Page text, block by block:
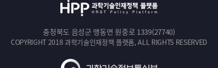
충청북도 음성군 맹동면 원중로 1339(27740)
COPYRIGHT 2018 과학기술인재정책 플랫폼, ALL RIGHTS RESERVED